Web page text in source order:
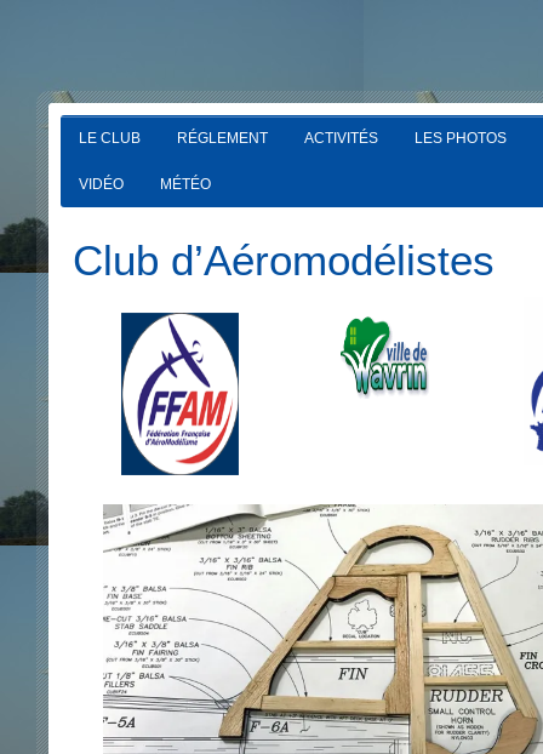
LE CLUB RÉGLEMENT ACTIVITÉS LES PHOTOS
VIDÉO MÉTÉO
Club d’Aéromodélistes